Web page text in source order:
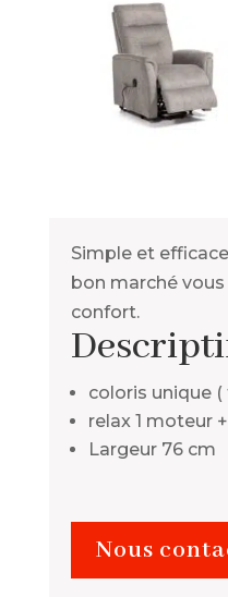
Simple et
bon marché
confort.
coloris unique (
relax 1 moteur
Largeur 76 cm
Nous